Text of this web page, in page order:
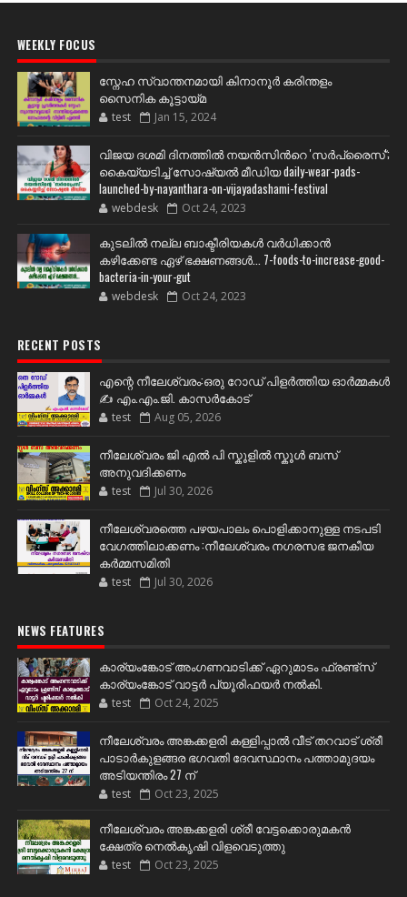
WEEKLY FOCUS
സ്നേഹ സ്വാന്തനമായി കിനാനൂർ കരിന്തളം
സൈനിക കൂട്ടായ്മ
test Jan 15, 2024
വിജയ ദശമി ദിനത്തില്‍ നയന്‍സിന്‍റെ 'സര്‍പ്രൈസ്';
കൈയ്യടിച്ച് സോഷ്യല്‍ മീഡിയ daily-wear-pads-
launched-by-nayanthara-on-vijayadashami-festival
webdesk Oct 24, 2023
കുടലിൽ നല്ല ബാക്ടീരിയകൾ വര്‍ധിക്കാന്‍
കഴിക്കേണ്ട ഏഴ് ഭക്ഷണങ്ങള്‍... 7-foods-to-increase-good-
bacteria-in-your-gut
webdesk Oct 24, 2023
RECENT POSTS
എന്റെ നീലേശ്വരം:ഒരു റോഡ് പിളർത്തിയ ഓർമ്മകൾ
✍️ എം.എം.ജി. കാസർകോട്
test Aug 05, 2026
നീലേശ്വരം ജി എൽ പി സ്കൂളിൽ സ്കൂൾ ബസ്
അനുവദിക്കണം
test Jul 30, 2026
നീലേശ്വരത്തെ പഴയപാലം പൊളിക്കാനുള്ള നടപടി
വേഗത്തിലാക്കണം :നീലേശ്വരം നഗരസഭ ജനകീയ
കർമ്മസമിതി
test Jul 30, 2026
NEWS FEATURES
കാര്യംങ്കോട് അംഗണവാടിക്ക് ഏറുമാടം ഫ്രണ്ട്സ്
കാര്യംങ്കോട് വാട്ടർ പ്യൂരിഫയർ നൽകി.
test Oct 24, 2025
നീലേശ്വരം അങ്കക്കളരി കള്ളിപ്പാൽ വീട് തറവാട് ശ്രീ
പാടാർകുളങ്ങര ഭഗവതി ദേവസ്ഥാനം പത്താമുദയം
അടിയന്തിരം 27 ന്
test Oct 23, 2025
നീലേശ്വരം അങ്കക്കളരി ശ്രീ വേട്ടക്കൊരുമകൻ
ക്ഷേത്ര നെൽകൃഷി വിളവെടുത്തു
test Oct 23, 2025